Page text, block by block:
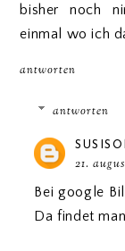
bisher noch
einmal wo ich
antworten
antworten
21.
Bei google
Da findet